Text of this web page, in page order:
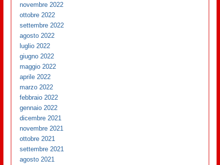
novembre 2022
ottobre 2022
settembre 2022
agosto 2022
luglio 2022
giugno 2022
maggio 2022
aprile 2022
marzo 2022
febbraio 2022
gennaio 2022
dicembre 2021
novembre 2021
ottobre 2021
settembre 2021
agosto 2021